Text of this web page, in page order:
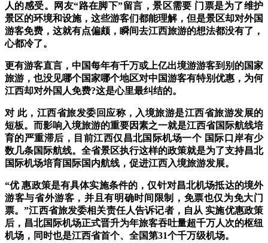
人的感受。网友“路在脚下”留言，景区需要 门票是为了维护
景区的环境和设施，这些游客们都能理解，但是景区却对外国
游客免费，这就有点偏颇，瞬间去江西旅游的想法都没有了，
心都冷了。
更有游客直言，中国每年有千万或上亿出境游游客到别的国家
旅游，也没见哪个国家哪个地区对中国游客有特别优惠，为何
江西却对外国人免费?这是心里最纠结的。
对 此，江西省旅发委回应称，入境旅游是江西省旅游发展的
短板。而影响入境旅游的重要因素之一就是江西省国际航线培
育的严重滞后，目前江西仅昌北国际机场一个 国际口岸有少
数几条国际航线。全省景区执行这样的政策就是为了支持昌北
国际机场培育国际国内航线，促进江西入境旅游发展。
“优 惠政策是有具体实施条件的，仅针对昌北机场抵达的境外
游客与省外游客，并且有明确时间限制，免票也仅为免大门
票。”江西省旅发委相关责任人告诉记者，自从 实施优惠政策
后，昌北国际机场正式晋升为年旅客吞吐量超千万人次的枢纽
机场，同时也是江西省首个、全国第31个千万级机场。